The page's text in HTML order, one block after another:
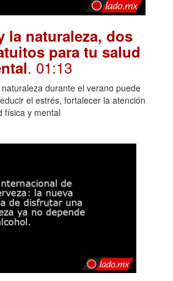
la naturaleza, dos
para tu salud
. 01:13
durante el verano puede
el estrés, fortalecer la atención
física y mental